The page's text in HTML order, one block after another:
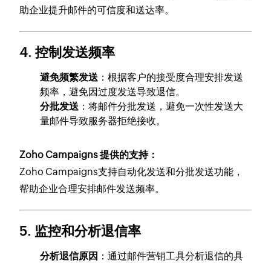
助企业提升邮件的可信度和送达率。
4.控制发送频率
避免频繁发送 ：根据客户的接受度合理安排发送
频率，避免因过度发送导致退信。
分批发送 ：将邮件分批发送，避免一次性发送大
量邮件导致服务器拒绝接收。
Zoho Campaigns 提供的支持：
Zoho Campaigns支持自动化发送和分批发送功能，
帮助企业合理安排邮件发送频率。
5. 监控和分析退信率
分析退信原因 ：通过邮件营销工具分析退信的具